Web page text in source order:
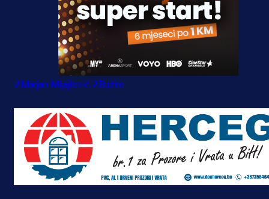
#Marjan Mijajlović #Bužim